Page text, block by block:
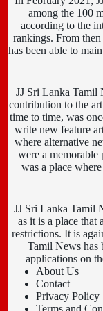
among the 100
according to the
rankings. From
has been able to
JJ Sri Lanka Tamil
contribution to the
time to time, was
write new feature
where alternative
were a memorable
was a place
JJ Sri Lanka Tamil
as it is a place that
restrictions. It is
Tamil News has
applications on
About Us
Contact
Privacy Policy
Terms and